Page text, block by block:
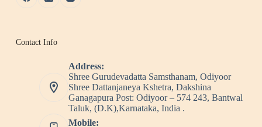
Contact Info
Address:
Shree Gurudevadatta Samsthanam, Odiyoor
Shree Dattanjaneya Kshetra, Dakshina
Ganagapura Post: Odiyoor – 574 243, Bantwal
Taluk, (D.K),Karnataka, India .
Mobile: